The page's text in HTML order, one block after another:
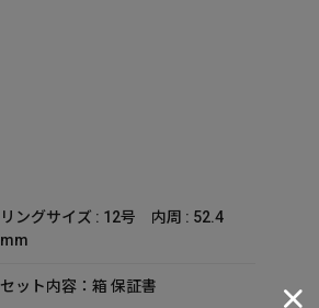
リングサイズ : 12号 内周 : 52.4
mm
セット内容：箱 保証書